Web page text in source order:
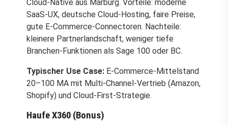
Cloud-Native aus Marburg. Vorteile: moderne
SaaS-UX, deutsche Cloud-Hosting, faire Preise,
gute E-Commerce-Connectoren. Nachteile:
kleinere Partnerlandschaft, weniger tiefe
Branchen-Funktionen als Sage 100 oder BC.
Typischer Use Case: E-Commerce-Mittelstand
20–100 MA mit Multi-Channel-Vertrieb (Amazon,
Shopify) und Cloud-First-Strategie.
Haufe X360 (Bonus)